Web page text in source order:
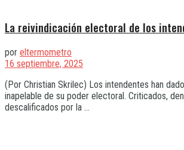
La reivindicación electoral de los
por eltermometro
16 septiembre, 2025
(Por Christian Skrilec) Los intendentes han
inapelable de su poder electoral. Criticados,
descalificados por la ...